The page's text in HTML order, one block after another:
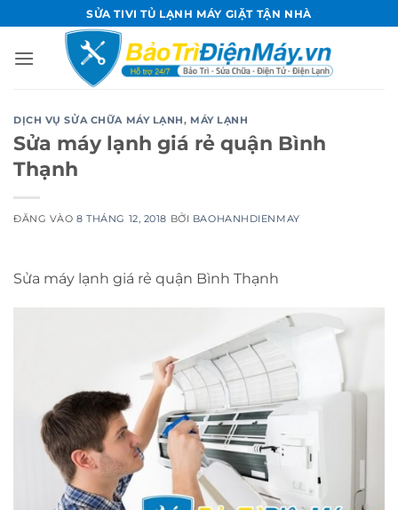
qua
nội
SỬA TIVI TỦ LẠNH MÁY GIẶT TẬN NHÀ
DỊCH VỤ SỬA CHỮA MÁY LẠNH, MÁY LẠNH
Sửa máy lạnh giá rẻ quận Bình
Thạnh
ĐĂNG VÀO8 THÁNG 12, 2018 BỞI BAOHANHDIENMAY
Sửa máy lạnh giá rẻ quận Bình Thạnh